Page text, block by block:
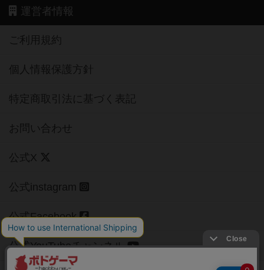
運営者情報
ご利用規約
個人情報保護方針
特定商取引法に基づく表記
お問い合わせ
公式X
公式instagram
公式Facebook
公式YouTubeチャンネル